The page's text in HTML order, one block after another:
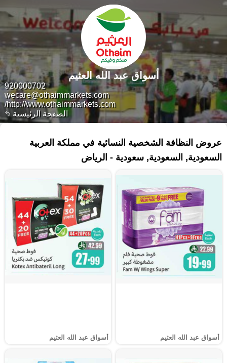
الصفحة الرئيسية
920000702
wecare@othaimmarkets.com
http://www.othaimmarkets.com/
أسواق عبد الله العثيم
عروض النظافة الشخصية النسائية في مملكة العربية
السعودية, السعودية, سعودية - الرياض
أسواق عبد الله العثيم أسواق عبد الله العثيم